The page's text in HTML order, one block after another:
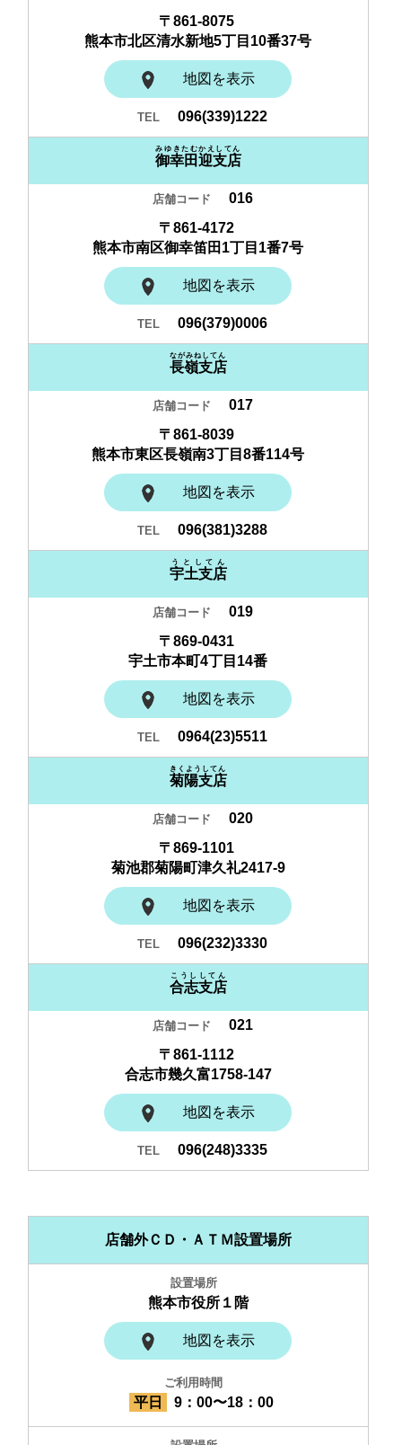
〒861-8075
熊本市北区清水新地5丁目10番37号
地図を表示
096(339)1222
御幸田迎支店
みゆきたむかえしてん
016
〒861-4172
熊本市南区御幸笛田1丁目1番7号
地図を表示
096(379)0006
長嶺支店
ながみねしてん
017
〒861-8039
熊本市東区長嶺南3丁目8番114号
地図を表示
096(381)3288
宇土支店
うとしてん
019
〒869-0431
宇土市本町4丁目14番
地図を表示
0964(23)5511
菊陽支店
きくようしてん
020
〒869-1101
菊池郡菊陽町津久礼2417-9
地図を表示
096(232)3330
合志支店
こうししてん
021
〒861-1112
合志市幾久富1758-147
地図を表示
096(248)3335
店舗外ＣＤ・ＡＴＭ設置場所
熊本市役所１階
地図を表示
平日 9：00〜18：00